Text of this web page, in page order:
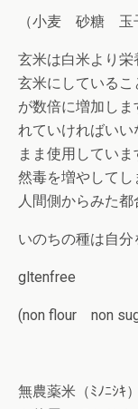
（小麦 砂糖
玄米は白米より
玄米にしているこ
が数倍に増加し
れていければい
まま使用してい
然毒を増やして
人間側からみた都
いのちの種は自分
gltenfree
(non flour non
無農薬米（ﾐﾉﾆｼｷ